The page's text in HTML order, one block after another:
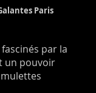
Paris
par la
un pouvoir